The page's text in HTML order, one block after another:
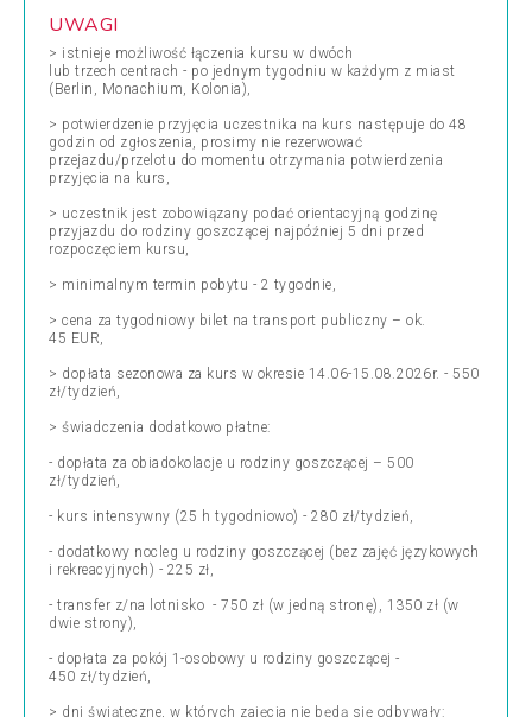
UWAGI
> istnieje możliwość łączenia kursu w dwóch
lub trzech centrach - po jednym tygodniu w każdym z miast
(Berlin, Monachium, Kolonia),
> potwierdzenie przyjęcia uczestnika na kurs następuje do 48
godzin od zgłoszenia, prosimy nie rezerwować
przejazdu/przelotu do momentu otrzymania potwierdzenia
przyjęcia na kurs,
> uczestnik jest zobowiązany podać orientacyjną godzinę
przyjazdu do rodziny goszczącej najpóźniej 5 dni przed
rozpoczęciem kursu,
> minimalnym termin pobytu - 2 tygodnie,
> cena za tygodniowy bilet na transport publiczny – ok.
45 EUR,
> dopłata sezonowa za kurs w okresie 14.06-15.08.2026r. - 550
zł/tydzień,
> świadczenia dodatkowo płatne:
- dopłata za obiadokolacje u rodziny goszczącej – 500
zł/tydzień,
- kurs intensywny (25 h tygodniowo) - 280 zł/tydzień,
- dodatkowy nocleg u rodziny goszczącej (bez zajęć językowych
i rekreacyjnych) - 225 zł,
- transfer z/na lotnisko - 750 zł (w jedną stronę), 1350 zł (w
dwie strony),
- dopłata za pokój 1-osobowy u rodziny goszczącej -
450 zł/tydzień,
> dni świąteczne, w których zajęcia nie będą się odbywały: